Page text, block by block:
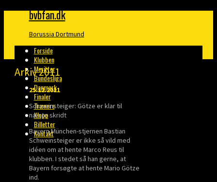
bvbfan.dk
Borussia Dortmund
Forside
Klubben
Meritter
Bundesliga
Danmark
Finaler
Trænere
Klopp
Billetter
Kontakt
Arkiv 2011
25.12.2011
Schweinsteiger: Götze er klar til
næste skridt
Bayern München-stjernen Bastian
Schweinsteiger er ikke så vild med
idéen om at hente Marco Reus til
klubben. I stedet så han gerne, at
Bayern forsøgte at hente Mario Götze
ind.